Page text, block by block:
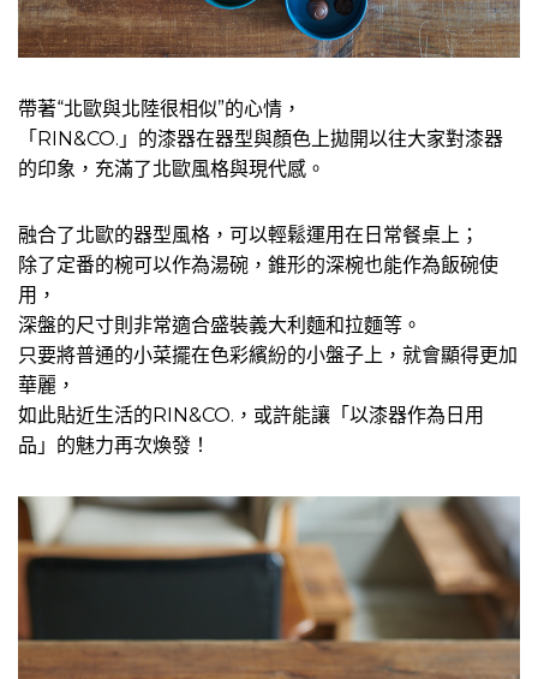
帶著“北歐與北陸很相似”的心情，
「RIN&CO.」的漆器在器型與顏色上拋開以往大家對漆器
的印象，充滿了北歐風格與現代感。
融合了北歐的器型風格，可以輕鬆運用在日常餐桌上；
除了定番的椀可以作為湯碗，錐形的深椀也能作為飯碗使
用，
深盤的尺寸則非常適合盛裝義大利麵和拉麵等。
只要將普通的小菜擺在色彩繽紛的小盤子上，就會顯得更加
華麗，
如此貼近生活的RIN&CO.，或許能讓「以漆器作為日用
品」的魅力再次煥發！